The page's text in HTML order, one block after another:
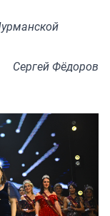
Сергей Фёдоров